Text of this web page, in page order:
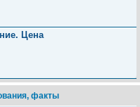
Цена
факты